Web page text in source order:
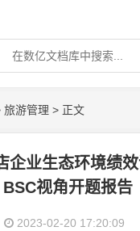
旅游管理 > 正文
企业生态环境绩
BSC视角开题报告
2023-02-20 17:20:09